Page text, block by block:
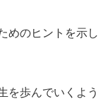
めのヒントを示し
を歩んでいくよう